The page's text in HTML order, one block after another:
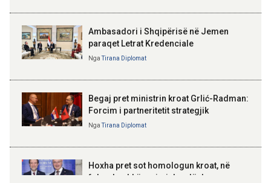
Mbi 2 milionë pasagjerë
udhëtuan në korrik përmes
aeroportit dhe porteve të vendit
Kosovë!
100-vjetori i themelimit të
Urdhrit të Skënderbeut
Ambasadori i Shqipërisë në Jemen
paraqet Letrat Kredenciale
NgaTirana Diplomat
Begaj pret ministrin kroat Grlić-Radman:
Forcim i partneritetit strategjik
NgaTirana Diplomat
Hoxha pret sot homologun kroat, në
fokus bashkëpunimi dypalësh